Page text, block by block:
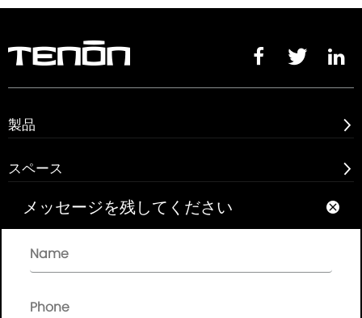
  
製品 
スペース 
アバウト
クイックリンク
メッセージを残してください 